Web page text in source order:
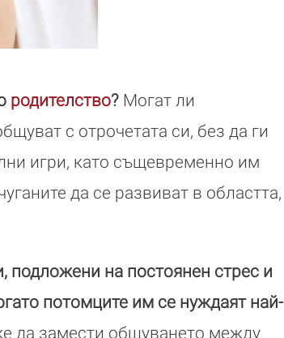
родителство? Могат ли
с отрочетата си, без да ги
игри, като същевременно им
да се развиват в областта,
подложени на постоянен стрес и
потомците им се нуждаят най-
да замести общуването между